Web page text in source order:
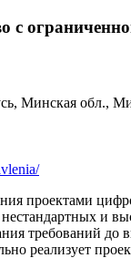
Минская обл.,
проектами
и
требований до
реализует